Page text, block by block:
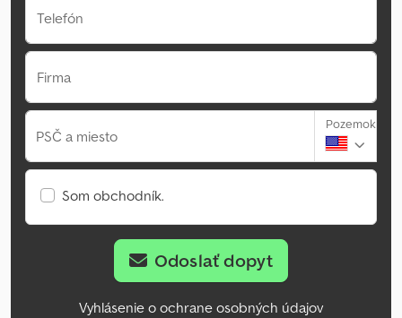
Telefón
Firma
PSČ a miesto
Pozemok
Som obchodník.
Odoslať dopyt
Vyhlásenie o ochrane osobných údajov